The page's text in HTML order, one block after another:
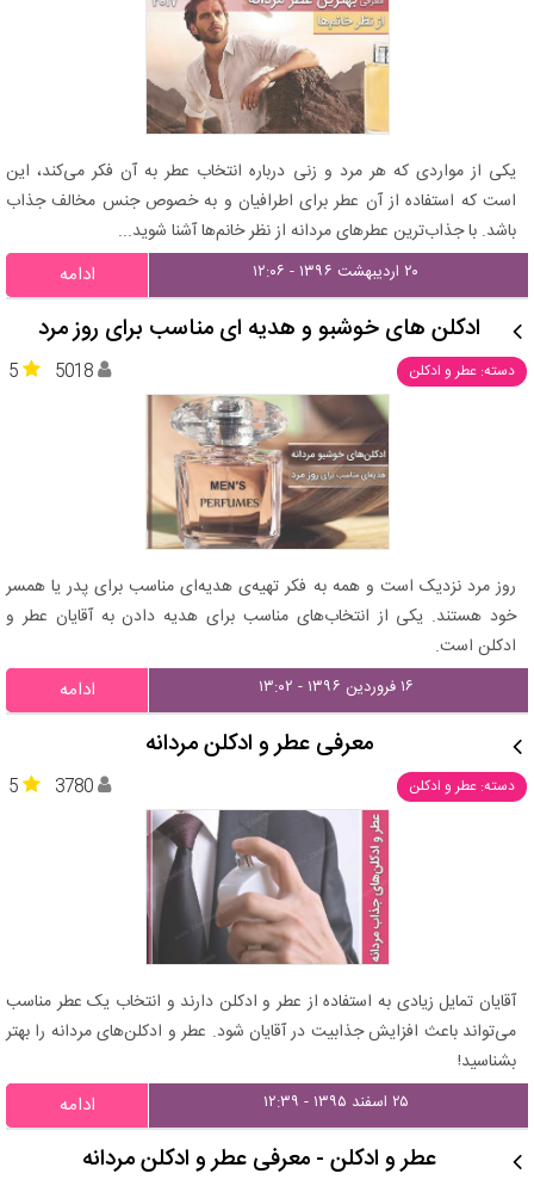
یکی از مواردی که هر مرد و زنی درباره انتخاب عطر به آن فکر می‌کند، این
است که استفاده از آن عطر برای اطرافیان و به خصوص جنس مخالف جذاب
باشد. با جذاب‌ترین عطرهای مردانه از نظر خانم‌ها آشنا شوید...
۲۰ اردیبهشت ۱۳۹۶ - ۱۲:۰۶ ادامه
ادکلن های خوشبو و هدیه ای مناسب برای روز مرد
دسته: عطر و ادکلن 5 5018
روز مرد نزدیک است و همه به فکر تهیه‌ی هدیه‌ای مناسب برای پدر یا همسر
خود هستند. یکی از انتخاب‌های مناسب برای هدیه دادن به آقایان عطر و
ادکلن است.
۱۶ فروردین ۱۳۹۶ - ۱۳:۰۲ ادامه
معرفی عطر و ادکلن مردانه
دسته: عطر و ادکلن 5 3780
آقایان تمایل زیادی به استفاده از عطر و ادکلن دارند و انتخاب یک عطر مناسب
می‌تواند باعث افزایش جذابیت در آقایان شود. عطر و ادکلن‌های مردانه را بهتر
بشناسید!
۲۵ اسفند ۱۳۹۵ - ۱۲:۳۹ ادامه
عطر و ادکلن - معرفی عطر و ادکلن مردانه